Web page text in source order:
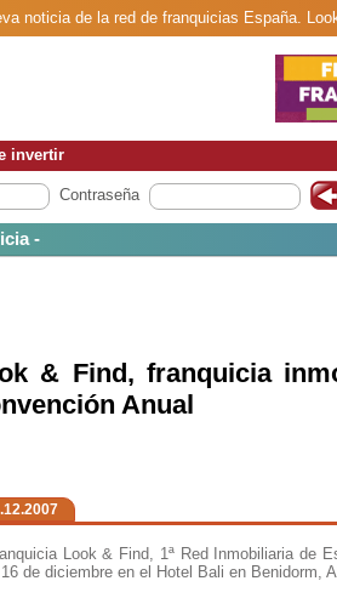
noticia de la red de franquicias España.
invertir
Contraseña
-
& Find, franquicia
Anual
Look & Find, 1ª Red Inmobiliaria de
de diciembre en el Hotel Bali en Benidorm,